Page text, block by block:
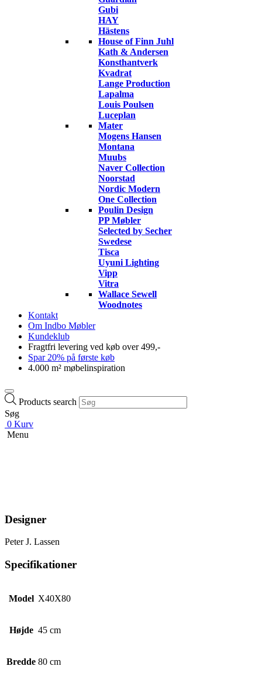
Gubi
HAY
Hästens
House of Finn Juhl
Kath & Andersen
Konsthantverk
Kvadrat
Lange Production
Lapalma
Louis Poulsen
Luceplan
Mater
Mogens Hansen
Montana
Muubs
Naver Collection
Noorstad
Nordic Modern
One Collection
Poulin Design
PP Møbler
Selected by Secher
Swedese
Tisca
Uyuni Lighting
Vipp
Vitra
Wallace Sewell
Woodnotes
Kontakt
Om Indbo Møbler
Kundeklub
Fragtfri levering ved køb over 499,-
Spar 20% på første køb
4.000 m² møbelinspiration
Products search
Søg
0 Kurv
Menu
Designer
Peter J. Lassen
Specifikationer
Model X40X80
Højde 45 cm
Bredde 80 cm